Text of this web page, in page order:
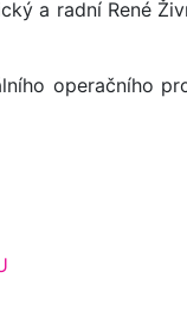
a radní René